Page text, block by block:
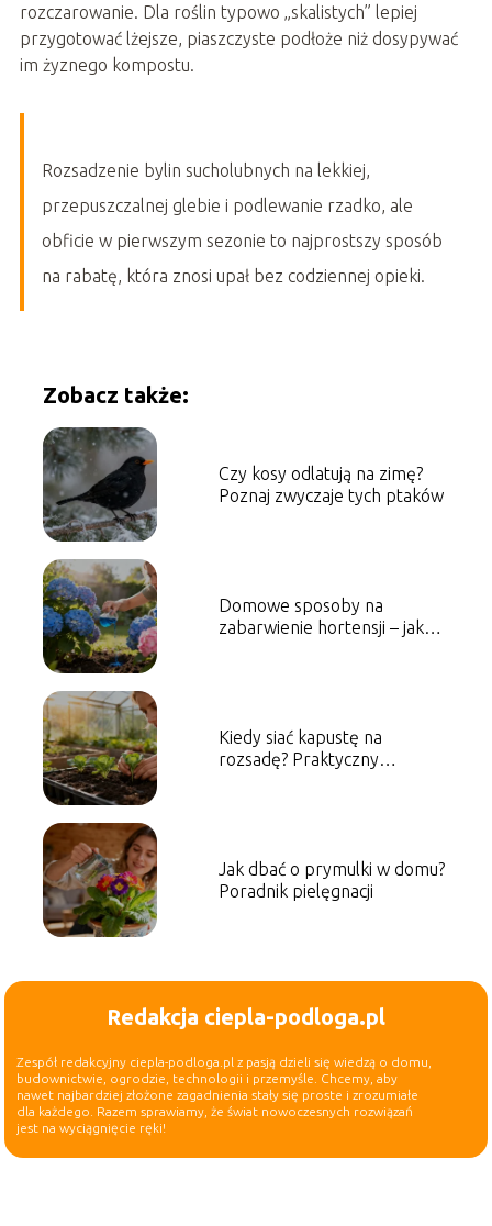
rozczarowanie. Dla roślin typowo „skalistych” lepiej
przygotować lżejsze, piaszczyste podłoże niż dosypywać
im żyznego kompostu.
Rozsadzenie bylin sucholubnych na lekkiej,
przepuszczalnej glebie i podlewanie rzadko, ale
obficie w pierwszym sezonie to najprostszy sposób
na rabatę, która znosi upał bez codziennej opieki.
Zobacz także:
Czy kosy odlatują na zimę?
Poznaj zwyczaje tych ptaków
Domowe sposoby na
zabarwienie hortensji – jak
Kiedy siać kapustę na
rozsadę? Praktyczny
Jak dbać o prymulki w domu?
Poradnik pielęgnacji
Redakcja ciepla-podloga.pl
Zespół redakcyjny ciepla-podloga.pl z pasją dzieli się wiedzą o domu,
budownictwie, ogrodzie, technologii i przemyśle. Chcemy, aby
nawet najbardziej złożone zagadnienia stały się proste i zrozumiałe
dla każdego. Razem sprawiamy, że świat nowoczesnych rozwiązań
jest na wyciągnięcie ręki!